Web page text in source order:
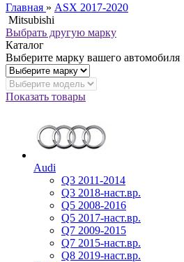
Главная » ASX 2017-2020
Mitsubishi
Выбрать другую марку
Каталог
Выберите марку вашего автомобиля
Показать товары
Audi
Q3 2011-2014
Q3 2018-наст.вр.
Q5 2008-2016
Q5 2017-наст.вр.
Q7 2009-2015
Q7 2015-наст.вр.
Q8 2019-наст.вр.